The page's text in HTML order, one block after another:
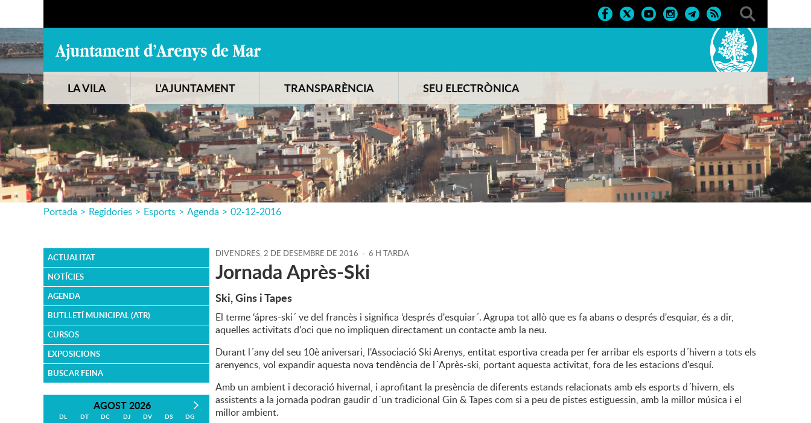
LA VILA L'AJUNTAMENT TRANSPARÈNCIA SEU ELECTRÒNICA
Portada > Regidories > Esports > Agenda > 02-12-2016
ACTUALITAT
NOTÍCIES
AGENDA
BUTLLETÍ MUNICIPAL (ATR)
CURSOS
EXPOSICIONS
BUSCAR FEINA
AGOST 2026
DL DT DC DJ DV DS DG
DIVENDRES,2 DE DESEMBRE DE 2016 - 6 H TARDA
Jornada Après-Ski
Ski, Gins i Tapes
El terme ‘ápres-ski´ ve del francès i significa ‘després d'esquiar´. Agrupa tot allò que es fa abans o després d'esquiar, és a dir,
aquelles activitats d'oci que no impliquen directament un contacte amb la neu.
Durant l´any del seu 10è aniversari, l'Associació Ski Arenys, entitat esportiva creada per fer arribar els esports d´hivern a tots els
arenyencs, vol expandir aquesta nova tendència de l´Après-ski, portant aquesta activitat, fora de les estacions d'esquí.
Amb un ambient i decoració hivernal, i aprofitant la presència de diferents estands relacionats amb els esports d´hivern, els
assistents a la jornada podran gaudir d´un tradicional Gin & Tapes com si a peu de pistes estiguessin, amb la millor música i el
millor ambient.